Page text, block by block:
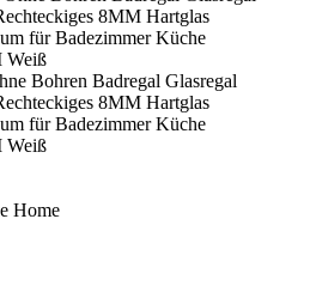
Bohren Badregal Glasregal
8MM Hartglas
für Badezimmer Küche
Weiß